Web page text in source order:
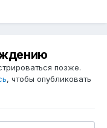
позже.
, чтобы опубликовать